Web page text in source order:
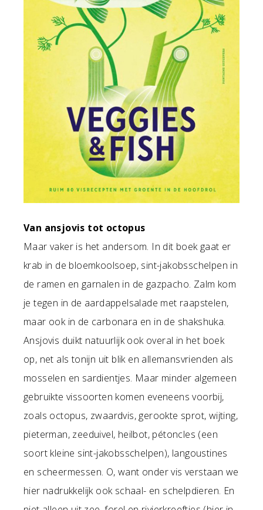
Van ansjovis tot octopus
Maar vaker is het andersom. In dit boek gaat er
krab in de bloemkoolsoep, sint-jakobsschelpen in
de ramen en garnalen in de gazpacho. Zalm kom
je tegen in de aardappelsalade met raapstelen,
maar ook in de carbonara en in de shakshuka.
Ansjovis duikt natuurlijk ook overal in het boek
op, net als tonijn uit blik en allemansvrienden als
mosselen en sardientjes. Maar minder algemeen
gebruikte vissoorten komen eveneens voorbij,
zoals octopus, zwaardvis, gerookte sprot, wijting,
pieterman, zeeduivel, heilbot, pétoncles (een
soort kleine sint-jakobsschelpen), langoustines
en scheermessen. O, want onder vis verstaan we
hier nadrukkelijk ook schaal- en schelpdieren. En